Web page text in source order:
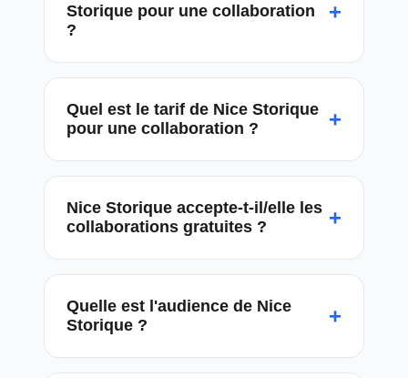
Storique pour une collaboration
?
+
Quel est le tarif de Nice Storique
pour une collaboration ?
+
Nice Storique accepte-t-il/elle les
collaborations gratuites ?
+
Quelle est l'audience de Nice
Storique ?
+